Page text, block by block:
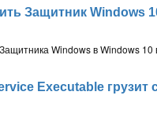
Защитник Windows
Executable грузит